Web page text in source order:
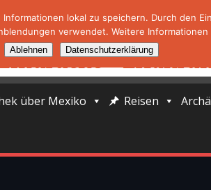
über Mexiko Reisen
lokal zu speichern. Durch den
verwendet. Weitere
Ablehnen Datenschutzerklärung